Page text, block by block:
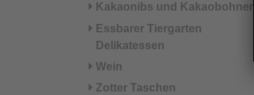
Kakaonibs und Kakaobohnen
Essbarer Tiergarten
Delikatessen
Wein
Zotter Taschen